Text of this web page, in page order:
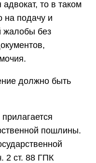
то в таком
на подачу и
жалобы без
должно быть
пошлины.
2 ст. 88 ГПК